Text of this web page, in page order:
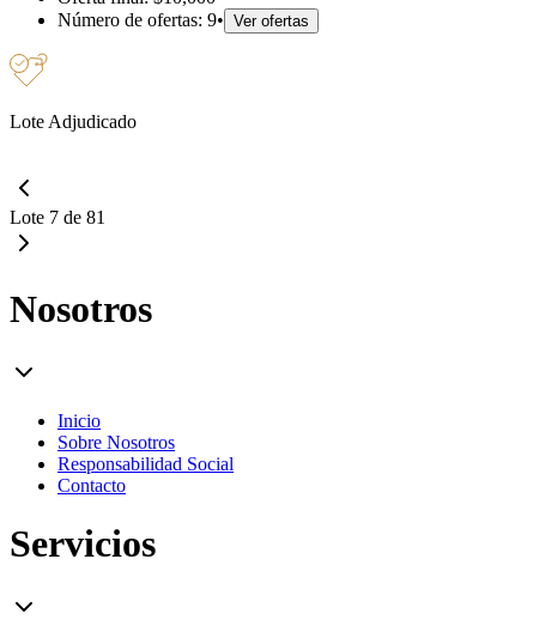
Número de ofertas: 9• Ver ofertas
Lote Adjudicado
Lote 7 de 81
Nosotros
Inicio
Sobre Nosotros
Responsabilidad Social
Contacto
Servicios